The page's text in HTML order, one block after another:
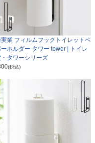
実業 フィルムフックトイレットペ
ーホルダー タワー tower | トイレ
タワーシリーズ
(税込)